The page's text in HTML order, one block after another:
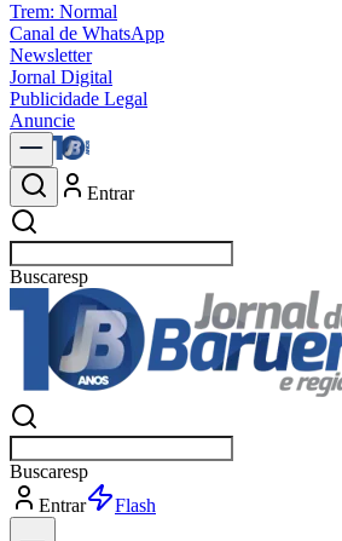
Trem: Normal
Canal de WhatsApp
Newsletter
Jornal Digital
Publicidade Legal
Anuncie
Entrar
Buscarpolí
Buscarpolí
Entrar
Explorar